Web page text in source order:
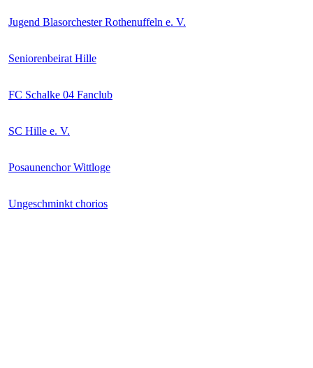
Jugend Blasorchester Rothenuffeln e. V.
Seniorenbeirat Hille
FC Schalke 04 Fanclub
SC Hille e. V.
Posaunenchor Wittloge
Ungeschminkt chorios